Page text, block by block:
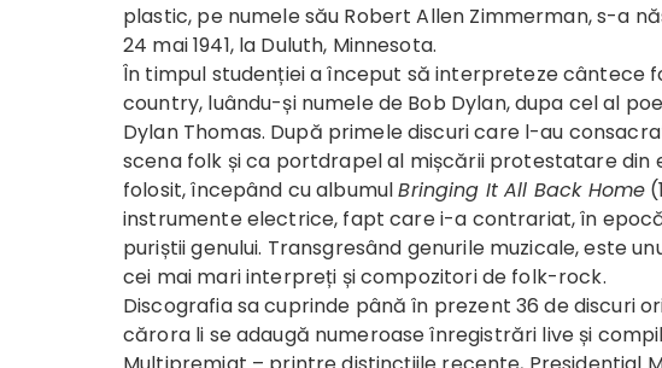
plastic, pe numele său Robert Allen Zimmerman, s-a
24 mai 1941, la Duluth, Minnesota.
În timpul studenției a început să interpreteze cântece
country, luându-și numele de Bob Dylan, dupa cel al
Dylan Thomas. După primele discuri care l-au
scena folk și ca portdrapel al mișcării protestatare din
folosit, începând cu albumulBringing It All Back Home
instrumente electrice, fapt care i-a contrariat, în
puriștii genului. Transgresând genurile muzicale, este
cei mai mari interpreți și compozitori de folk-rock.
Discografia sa cuprinde până în prezent 36 de discuri
cărora li se adaugă numeroase înregistrări live și